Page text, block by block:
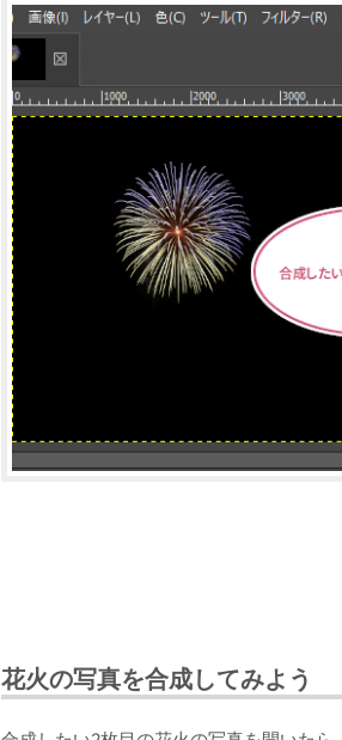
花火の写真を合成してみよう